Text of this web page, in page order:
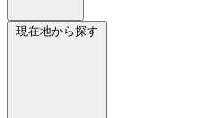
現在地から探す